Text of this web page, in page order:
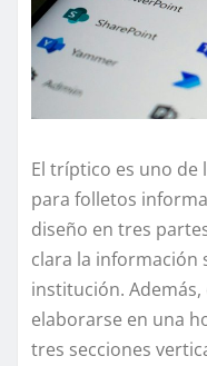
El tríptico es uno
para folletos
diseño en tres
clara la información
institución.
elaborarse en una
tres secciones